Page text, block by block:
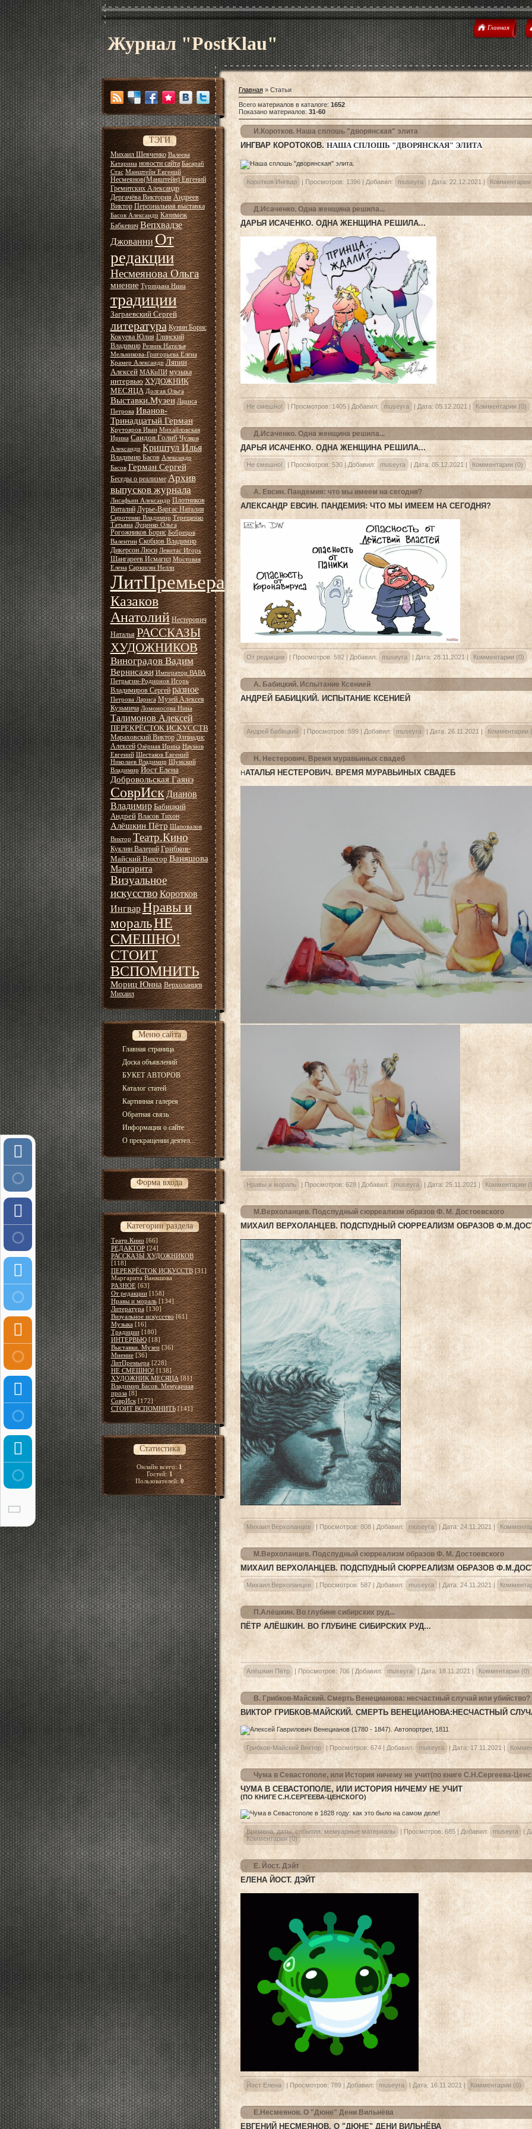
Журнал "PostKlau"
Главная
ТЭГИ
Михаил Шевченко Валеева
Катарина новости сайта Басараб
Стас Манштейн Евгений
Несмеянов(Манштейн) Евгений
Гремитских Александр
Дергачёва Виктория Андреев
Виктор Персональная выставка
Басов Александр Казимеж
Бабкевич Вепхвадзе
Джованни От
редакции
Несмеянова Ольга
мнение Турицына Нина
традиции
Заграевский Сергей
литература Кунин Борис
Кокуева Юлия Глинский
Владимир Резник Наталья
Мельникова-Григорьева Елена
Крамер Александр Ляпин
Алексей МАКиПИ музыка
интервью ХУДОЖНИК
МЕСЯЦА Долгая Ольга
Выставки.Музеи Лариса
Петрова Иванов-
Тринадцатый Герман
Крутояров Иван Михайловская
Ирина Саидов Голиб Чулков
Александр Криштул Илья
Владимир Басов Александр
Басов Герман Сергей
Беседы о реализме Архив
выпусков журнала
Лисафьин Александр Плотников
Виталий Лурье-Варгас Наталия
Сиротенко Владимир Терещенко
Татьяна Луценко Ольга
Рогожников Борис Бобрецов
Валентин Скобцов Владимир
Дикерсон Люси Левитас Игорь
Шангареев Исмагил Мостовая
Елена Саркисян Нелли
ЛитПремьера
Казаков
Анатолий Нестерович
Наталья РАССКАЗЫ
ХУДОЖНИКОВ
Виноградов Вадим
Вернисажи Император ВАВА
Петрыгин-Родионов Игорь
Владимиров Сергей разное
Петрова Лариса Музей Алексея
Кузьмича Ломоносова Нина
Талимонов Алексей
ПЕРЕКРЁСТОК ИСКУССТВ
Мараховский Виктор Элпиадис
Алексей Озёрная Ирина Наумов
Евгений Шестаков Евгений
Николаев Владимир Шумский
Владимир Йост Елена
Добровольская Гаянэ
СоврИскДианов
Владимир Бабицкий
Андрей Власов Тихон
Алёшкин Пётр Шаповалов
Виктор Театр.Кино
Куклин Валерий Грибков-
Майский Виктор Ваняшова
Маргарита
Визуальное
искусствоКоротков
ИнгварНравы и
моральНЕ
СМЕШНО!
СТОИТ
ВСПОМНИТЬ
Мориц Юнна Верхоланцев
Михаил
Меню сайта
Главная страница
Доска объявлений
БУКЕТ АВТОРОВ
Каталог статей
Картинная галерея
Обратная связь
Информация о сайте
О прекращении деятел...
Форма входа
Категории раздела
Театр.Кино [66]
РЕДАКТОР [24]
РАССКАЗЫ ХУДОЖНИКОВ
[118]
ПЕРЕКРЁСТОК ИСКУССТВ [31]
Маргарита Ваняшова
РАЗНОЕ [63]
От редакции [158]
Нравы и мораль [134]
Литература [130]
Визуальное искусство [61]
Музыка [16]
Традиции [180]
ИНТЕРВЬЮ [18]
Выставки. Музеи [36]
Мнение [36]
ЛитПремьера [228]
НЕ СМЕШНО! [138]
ХУДОЖНИК МЕСЯЦА [81]
Владимир Басов. Мемуарная
проза [8]
СоврИск [172]
СТОИТ ВСПОМНИТЬ [141]
Статистика
Онлайн всего:1
Гостей:1
Пользователей:0
Главная» Статьи
Всего материалов в каталоге: 1652
Показано материалов:31-60
И.Коротков. Наша сплошь "дворянская" элита
ИНГВАР КОРОТОКОВ.НАША СПЛОШЬ "ДВОРЯНСКАЯ" ЭЛИТА
Коротков Ингвар | Просмотров: 1396| Добавил: museyra | Дата: 22.12.2021 | Комментарии
Д.Исаченко. Одна женщина решила...
ДАРЬЯ ИСАЧЕНКО. ОДНА ЖЕНЩИНА РЕШИЛА...
Не смешно! | Просмотров: 1405| Добавил: museyra | Дата: 05.12.2021 | Комментарии (0)
Д.Исаченко. Одна женщина решила...
ДАРЬЯ ИСАЧЕНКО. ОДНА ЖЕНЩИНА РЕШИЛА...
Не смешно! |Просмотров: 530|Добавил: museyra | Дата: 05.12.2021 | Комментарии (0)
А. Евсин. Пандемия: что мы имеем на сегодня?
АЛЕКСАНДР ЕВСИН. ПАНДЕМИЯ: ЧТО МЫ ИМЕЕМ НА СЕГОДНЯ?
От редакции | Просмотров: 592| Добавил: museyra | Дата: 28.11.2021 | Комментарии (0)
А. Бабицкий. Испытание Ксенией
АНДРЕЙ БАБИЦКИЙ. ИСПЫТАНИЕ КСЕНИЕЙ
Андрей Бабицкий | Просмотров: 599| Добавил: museyra | Дата: 26.11.2021 | Комментарии
Н. Нестерович. Время муравьиных свадеб
НАТАЛЬЯ НЕСТЕРОВИЧ. ВРЕМЯ МУРАВЬИНЫХ СВАДЕБ
Нравы и мораль | Просмотров: 628| Добавил: museyra | Дата: 25.11.2021 | Комментарии
М.Верхоланцев. Подспудный сюрреализм образов Ф. М. Достоевского
МИХАИЛ ВЕРХОЛАНЦЕВ. ПОДСПУДНЫЙ СЮРРЕАЛИЗМ ОБРАЗОВ
Михаил Верхоланцев | Просмотров: 808| Добавил: museyra |Дата: 24.11.2021 |
М.Верхоланцев. Подспудный сюрреализм образов Ф. М. Достоевского
МИХАИЛ ВЕРХОЛАНЦЕВ. ПОДСПУДНЫЙ СЮРРЕАЛИЗМ ОБРАЗОВ
Михаил Верхоланцев |Просмотров: 587| Добавил: museyra | Дата: 24.11.2021 |
П.Алёшкин. Во глубине сибирских руд...
ПЁТР АЛЁШКИН. ВО ГЛУБИНЕ СИБИРСКИХ РУД...
Алёшкин Пётр |Просмотров: 706|Добавил: museyra | Дата: 18.11.2021 | Комментарии (0)
В. Грибков-Майский. Смерть Венецианова: несчастный случай или убийство?
ВИКТОР ГРИБКОВ-МАЙСКИЙ. СМЕРТЬ ВЕНЕЦИАНОВА:НЕСЧАСТНЫЙ
Грибков-Майский Виктор |Просмотров: 674| Добавил: museyra | Дата: 17.11.2021 |
Чума в Севастополе, или История ничему не учит(по книге С.Н.Сергеева-
ЧУМА В СЕВАСТОПОЛЕ, ИЛИ ИСТОРИЯ НИЧЕМУ НЕ УЧИТ
(ПО КНИГЕ С.Н.СЕРГЕЕВА-ЦЕНСКОГО)
Времена, даты, события, мемуарные материалы | Просмотров: 685| Добавил: museyra |
Комментарии (0)
Е. Йост. Дэйт
ЕЛЕНА ЙОСТ. ДЭЙТ
Йост Елена | Просмотров: 789| Добавил: museyra | Дата: 16.11.2021 | Комментарии (0)
Е.Несмеянов. О "Дюне" Дени Вильнёва
ЕВГЕНИЙ НЕСМЕЯНОВ. О "ДЮНЕ" ДЕНИ ВИЛЬНЁВА